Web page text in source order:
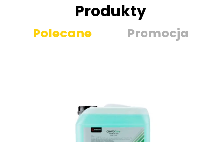
Produkty
Polecane Promocja